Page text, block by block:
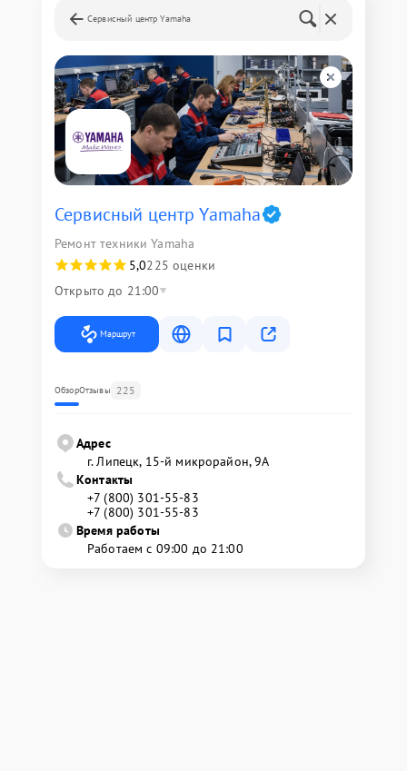
Сервисный центр Yamaha
Сервисный центр Yamaha
Ремонт техники Yamaha
5,0225 оценки
Открыто до 21:00
Маршрут
ОбзорОтзывы 225
Адрес
г. Липецк, 15-й микрорайон, 9А
Контакты
+7 (800) 301-55-83
+7 (800) 301-55-83
Время работы
Работаем с 09:00 до 21:00